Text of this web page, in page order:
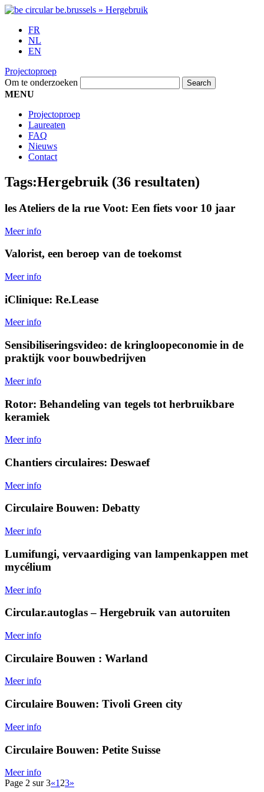
FR
NL
EN
Projectoproep
Om te onderzoeken
MENU
Projectoproep
Laureaten
FAQ
Nieuws
Contact
Tags:Hergebruik (36 resultaten)
les Ateliers de la rue Voot: Een fiets voor 10 jaar
Meer info
Valorist, een beroep van de toekomst
Meer info
iClinique: Re.Lease
Meer info
Sensibiliseringsvideo: de kringloopeconomie in de
praktijk voor bouwbedrijven
Meer info
Rotor: Behandeling van tegels tot herbruikbare
keramiek
Meer info
Chantiers circulaires: Deswaef
Meer info
Circulaire Bouwen: Debatty
Meer info
Lumifungi, vervaardiging van lampenkappen met
mycélium
Meer info
Circular.autoglas – Hergebruik van autoruiten
Meer info
Circulaire Bouwen : Warland
Meer info
Circulaire Bouwen: Tivoli Green city
Meer info
Circulaire Bouwen: Petite Suisse
Meer info
Page 2 sur 3«1 23»